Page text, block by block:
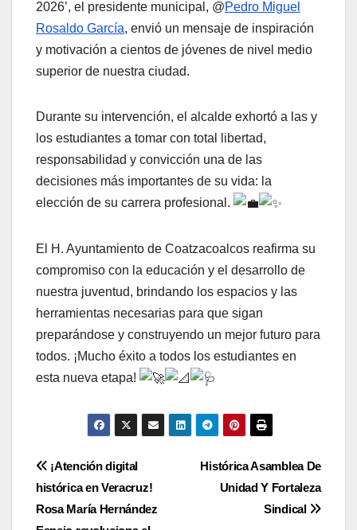
2026’, el presidente municipal, @Pedro Miguel
Rosaldo García, envió un mensaje de inspiración
y motivación a cientos de jóvenes de nivel medio
superior de nuestra ciudad.
Durante su intervención, el alcalde exhortó a las y
los estudiantes a tomar con total libertad,
responsabilidad y convicción una de las
decisiones más importantes de su vida: la
elección de su carrera profesional.
El H. Ayuntamiento de Coatzacoalcos reafirma su
compromiso con la educación y el desarrollo de
nuestra juventud, brindando los espacios y las
herramientas necesarias para que sigan
preparándose y construyendo un mejor futuro para
todos. ¡Mucho éxito a todos los estudiantes en
esta nueva etapa!
Navegación
de
Histórica Asamblea De
Unidad Y Fortaleza
Sindical
¡Atención digital
histórica en Veracruz!
Rosa María Hernández